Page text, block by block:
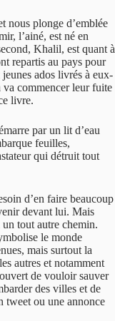
nous plonge d’emblée
l’ainé, est né en
Khalil, est quant à
repartis au pays pour
ados livrés à eux-
va commencer leur fuite
livre.
par un lit d’eau
feuilles,
qui détruit tout
d’en faire beaucoup
devant lui. Mais
tout autre chemin.
le monde
mais surtout la
autres et notamment
de vouloir sauver
des villes et de
tweet ou une annonce